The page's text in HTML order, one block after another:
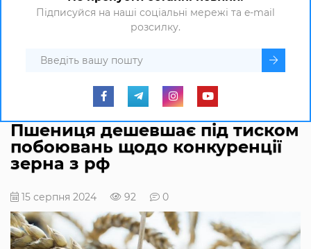
Підписуйся на наші соціальні мережі та e-mail
розсилку.
Пшениця дешевшає під тиском
побоювань щодо конкуренції
зерна з рф
15 серпня 2024 92 0